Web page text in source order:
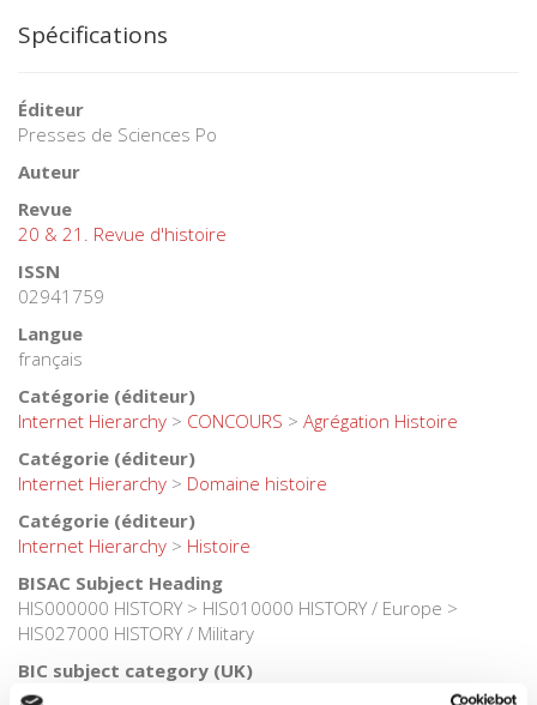
Spécifications
Éditeur
Presses de Sciences Po
Auteur
Revue
20 & 21. Revue d'histoire
ISSN
02941759
Langue
français
Catégorie (éditeur)
Internet Hierarchy > CONCOURS > Agrégation Histoire
Catégorie (éditeur)
Internet Hierarchy > Domaine histoire
Catégorie (éditeur)
Internet Hierarchy > Histoire
BISAC Subject Heading
HIS000000 HISTORY > HIS010000 HISTORY / Europe >
HIS027000 HISTORY / Military
BIC subject category (UK)
HB History